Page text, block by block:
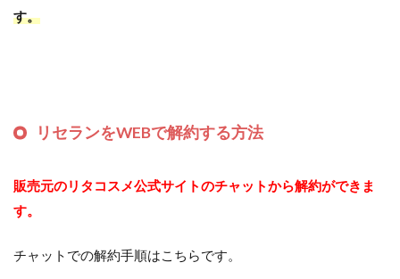
す。
リセランをWEBで解約する方法
販売元のリタコスメ公式サイトのチャットから解約ができま
す。
チャットでの解約手順はこちらです。